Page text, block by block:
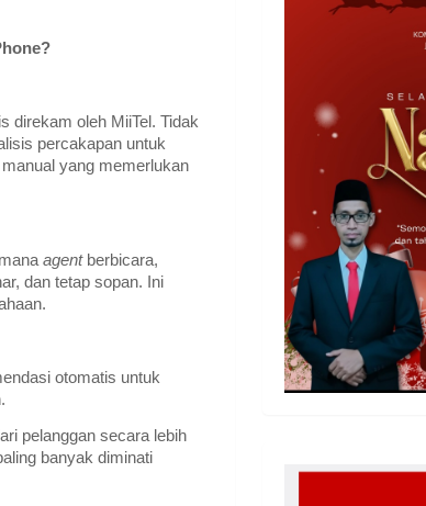
direkam oleh MiiTel. Tidak
percakapan untuk
yang memerlukan
agentberbicara,
dan tetap sopan. Ini
otomatis untuk
pelanggan secara lebih
banyak diminati